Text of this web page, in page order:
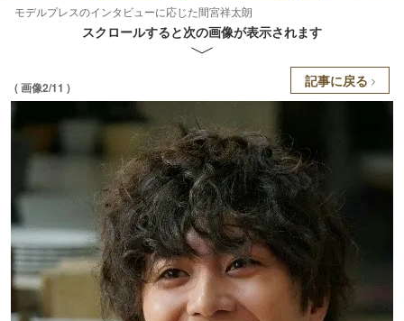
モデルプレスのインタビューに応じた間宮祥太朗
スクロールすると次の画像が表示されます
( 画像2/11 ) 記事に戻る